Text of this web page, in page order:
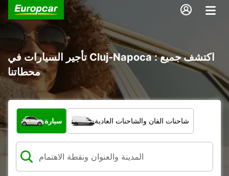
تأجير السيارات في Cluj-Napoca : اكتشف جميع
محطاتنا
ما نوع المركبة؟
سيارة شاحنات الفان والشاحنات العادية